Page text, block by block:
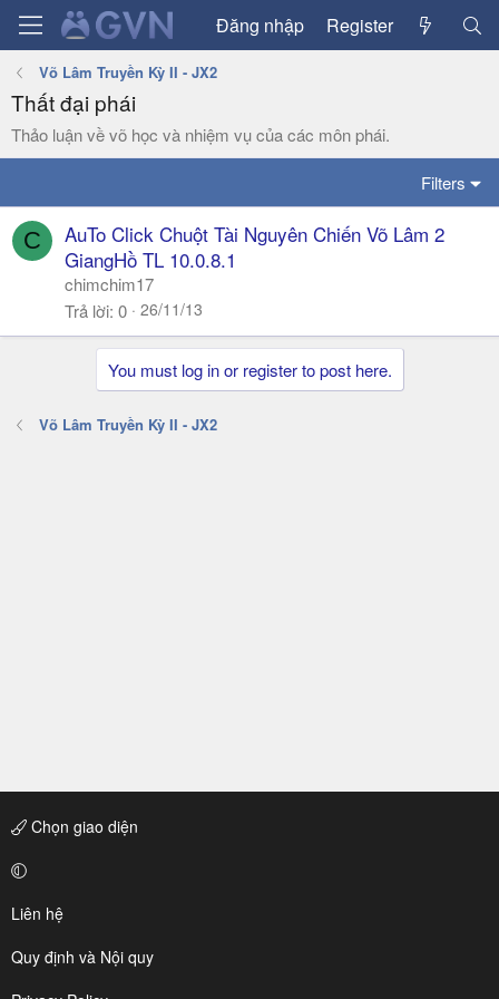
Đăng nhập Register
Võ Lâm Truyền Kỳ II - JX2
Thất đại phái
Thảo luận về võ học và nhiệm vụ của các môn phái.
Filters
C
AuTo Click Chuột Tài Nguyên Chiến Võ Lâm 2
GiangHồ TL 10.0.8.1
chimchim17
Trả lời 0 26/11/13
You must log in or register to post here.
Võ Lâm Truyền Kỳ II - JX2
Chọn giao diện
Liên hệ
Quy định và Nội quy